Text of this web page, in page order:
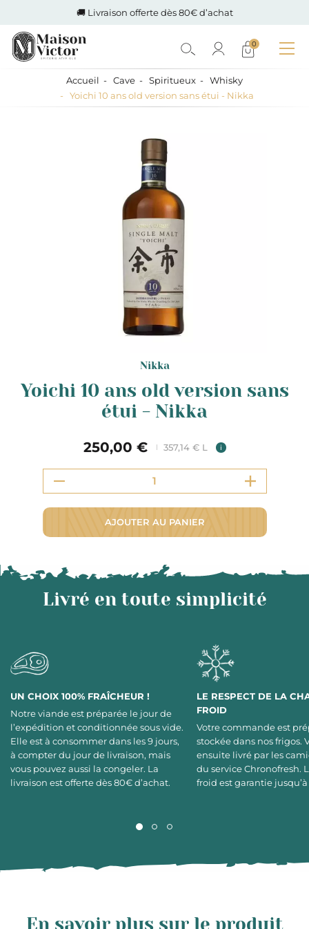
🚚 Livraison offerte dès 80€ d’achat
0
Accueil Cave Spiritueux
Whisky
Yoichi 10 ans old version sans étui - Nikka
Nikka
Yoichi 10 ans old version sans
étui - Nikka
250,00 € 357,14 € L i
AJOUTER AU PANIER
Livré en toute simplicité
UN CHOIX 100% FRAÎCHEUR !
Notre viande est préparée le jour de
l’expédition et conditionnée sous vide.
Elle est à consommer dans les 9 jours,
à compter du jour de livraison, mais
vous pouvez aussi la congeler. La
livraison est offerte dès 80€ d’achat.
LE RESPECT DE LA
FROID
Votre commande est
stockée dans nos frigos.
ensuite livré par les
du service Chronofresh.
froid est garantie
En savoir plus sur le produit